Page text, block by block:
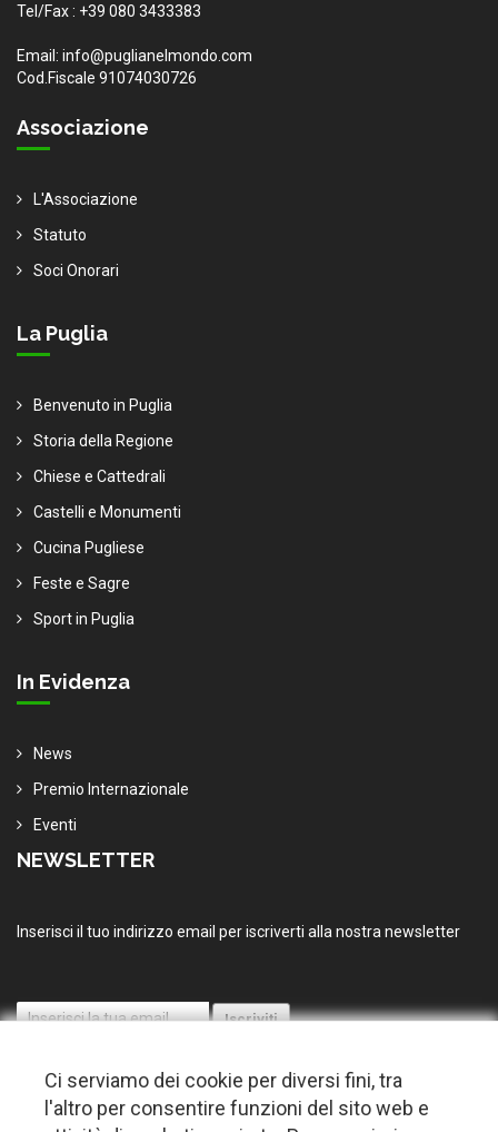
Tel/Fax : +39 080 3433383
Email: info@puglianelmondo.com
Cod.Fiscale 91074030726
Associazione
L'Associazione
Statuto
Soci Onorari
La Puglia
Benvenuto in Puglia
Storia della Regione
Chiese e Cattedrali
Castelli e Monumenti
Cucina Pugliese
Feste e Sagre
Sport in Puglia
In Evidenza
News
Premio Internazionale
Eventi
NEWSLETTER
Inserisci il tuo indirizzo email per iscriverti alla nostra newsletter
Ci serviamo dei cookie per diversi fini, tra
l'altro per consentire funzioni del sito web e